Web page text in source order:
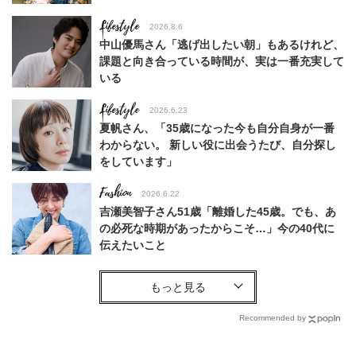
Lifestyle 2026.8.6
中山優馬さん「逃げ出したい朝」もあるけれど、
課題と向き合っている時間が、実は一番充実して
いる
Lifestyle 2026.6.23
夏帆さん、「35歳になった今も自分自身が一番
わからない。 新しい役に出会うたび、自分探し
をしています」
Fashion 2026.6.22
吉瀬美智子さん51歳「離婚した45歳。でも、あ
の必死な時期があったからこそ…」今の40代に
伝えたいこと
Fashion
【40代コンサバ派】白Tシャツは「パール×ゴー
Recommended by